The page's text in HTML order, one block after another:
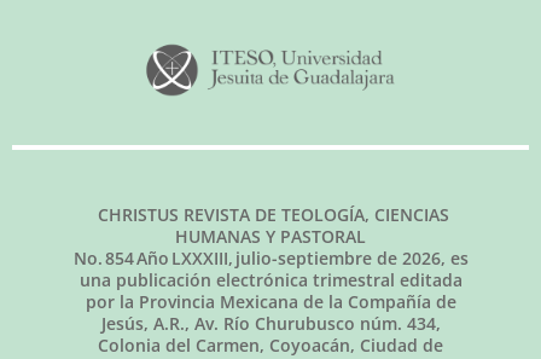
CHRISTUS REVISTA DE TEOLOGÍA, CIENCIAS
HUMANAS Y PASTORAL
No.854Año LXXXIII, julio-septiembre de 2026, es
una publicación electrónica trimestral editada
por la Provincia Mexicana de la Compañía de
Jesús, A.R., Av. Río Churubusco núm. 434,
Colonia del Carmen, Coyoacán, Ciudad de